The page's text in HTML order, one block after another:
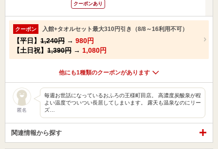
クーポンあり
クーポン 入館+タオルセット最大310円引き（8/8～16利用不可）
【平日】 1,240円 → 980円
【土日祝】 1,390円 → 1,080円
他にも1種類のクーポンがあります
匿名
毎週お世話になっているおふろの王様町田店。 高濃度炭酸泉が程
よい温度でついつい長居してしまいます。 露天も温泉なのにリー
ズ…
関連情報から探す